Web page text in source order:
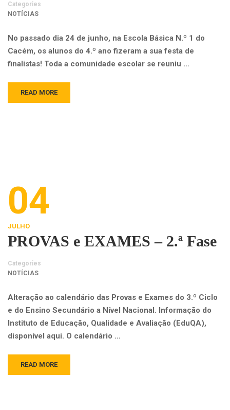
Categories
NOTÍCIAS
No passado dia 24 de junho, na Escola Básica N.º 1 do
Cacém, os alunos do 4.º ano fizeram a sua festa de
finalistas! Toda a comunidade escolar se reuniu …
READ MORE
04
JULHO
PROVAS e EXAMES – 2.ª Fase
Categories
NOTÍCIAS
Alteração ao calendário das Provas e Exames do 3.º Ciclo
e do Ensino Secundário a Nível Nacional. Informação do
Instituto de Educação, Qualidade e Avaliação (EduQA),
disponível aqui. O calendário …
READ MORE